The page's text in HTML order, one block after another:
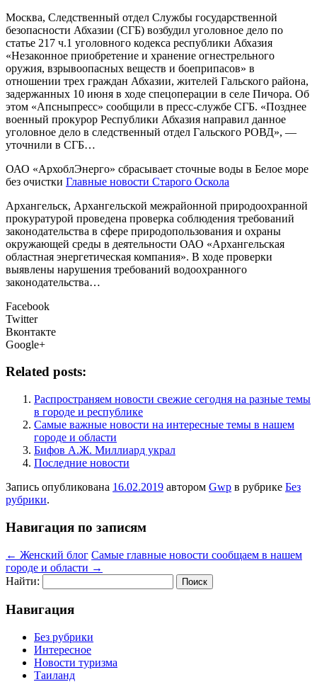
Москва, Следственный отдел Службы государственной
безопасности Абхазии (СГБ) возбудил уголовное дело по
статье 217 ч.1 уголовного кодекса республики Абхазия
«Незаконное приобретение и хранение огнестрельного
оружия, взрывоопасных веществ и боеприпасов» в
отношении трех граждан Абхазии, жителей Гальского района,
задержанных 10 июня в ходе спецоперации в селе Пичора. Об
этом «Апсныпресс» сообщили в пресс-службе СГБ. «Позднее
военный прокурор Республики Абхазия направил данное
уголовное дело в следственный отдел Гальского РОВД», —
уточнили в СГБ…
ОАО «АрхоблЭнерго» сбрасывает сточные воды в Белое море
без очистки Главные новости Старого Оскола
Архангельск, Архангельской межрайонной природоохранной
прокуратурой проведена проверка соблюдения требований
законодательства в сфере природопользования и охраны
окружающей среды в деятельности ОАО «Архангельская
областная энергетическая компания». В ходе проверки
выявлены нарушения требований водоохранного
законодательства…
Facebook
Twitter
Вконтакте
Google+
Related posts:
Распространяем новости свежие сегодня на разные темы
в городе и республике
Самые важные новости на интересные темы в нашем
городе и области
Бифов А.Ж. Миллиард украл
Последние новости
Запись опубликована 16.02.2019 автором Gwp в рубрике Без
рубрики.
Навигация по записям
← Женский блог Самые главные новости сообщаем в нашем
городе и области →
Найти:
Навигация
Без рубрики
Интересное
Новости туризма
Таиланд